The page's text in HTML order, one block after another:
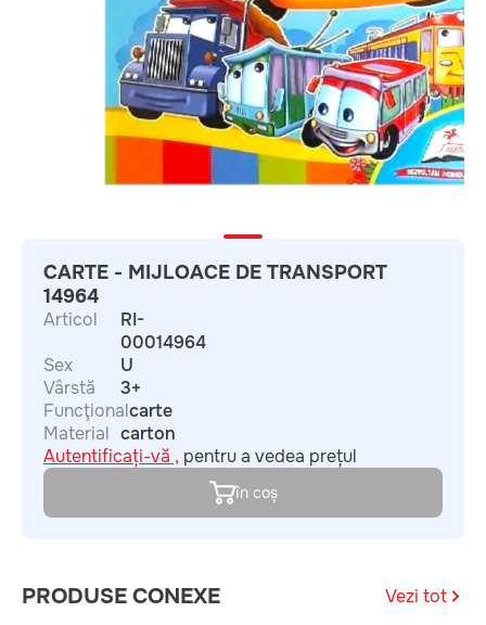
CARTE - MIJLOACE DE TRANSPORT
14964
Articol
RI-
00014964
Sex
U
Vârstă
3+
Funcţionalcarte
Material carton
Autentificați-vă , pentru a vedea prețul
în coș
PRODUSE CONEXE Vezi tot